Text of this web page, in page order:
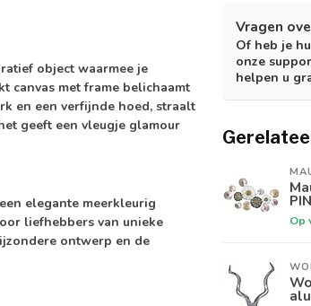
object waarmee je
canvas met frame belichaamt
en een verfijnde hoed, straalt
geeft een vleugje glamour
elegante meerkleurig
liefhebbers van unieke
ontwerp en de
Vragen
Of heb je
onze
helpen u
Op